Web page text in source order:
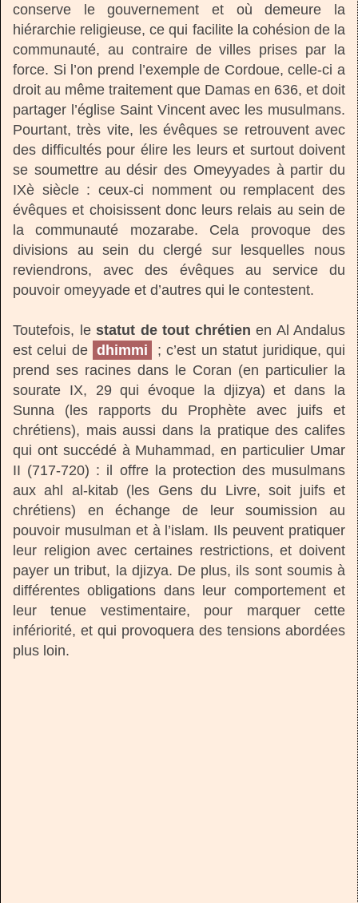
conserve le gouvernement et où demeure la
hiérarchie religieuse, ce qui facilite la cohésion de la
communauté, au contraire de villes prises par la
force. Si l’on prend l’exemple de Cordoue, celle-ci a
droit au même traitement que Damas en 636, et doit
partager l’église Saint Vincent avec les musulmans.
Pourtant, très vite, les évêques se retrouvent avec
des difficultés pour élire les leurs et surtout doivent
se soumettre au désir des Omeyyades à partir du
IXè siècle : ceux-ci nomment ou remplacent des
évêques et choisissent donc leurs relais au sein de
la communauté mozarabe. Cela provoque des
divisions au sein du clergé sur lesquelles nous
reviendrons, avec des évêques au service du
pouvoir omeyyade et d’autres qui le contestent.
Toutefois, le statut de tout chrétien en Al Andalus
est celui de dhimmi
; c’est un statut juridique, qui
prend ses racines dans le Coran (en particulier la
sourate IX, 29 qui évoque la djizya) et dans la
Sunna (les rapports du Prophète avec juifs et
chrétiens), mais aussi dans la pratique des califes
qui ont succédé à Muhammad, en particulier Umar
II (717-720) : il offre la protection des musulmans
aux ahl al-kitab (les Gens du Livre, soit juifs et
chrétiens) en échange de leur soumission au
pouvoir musulman et à l’islam. Ils peuvent pratiquer
leur religion avec certaines restrictions, et doivent
payer un tribut, la djizya. De plus, ils sont soumis à
différentes obligations dans leur comportement et
leur tenue vestimentaire, pour marquer cette
infériorité, et qui provoquera des tensions abordées
plus loin.